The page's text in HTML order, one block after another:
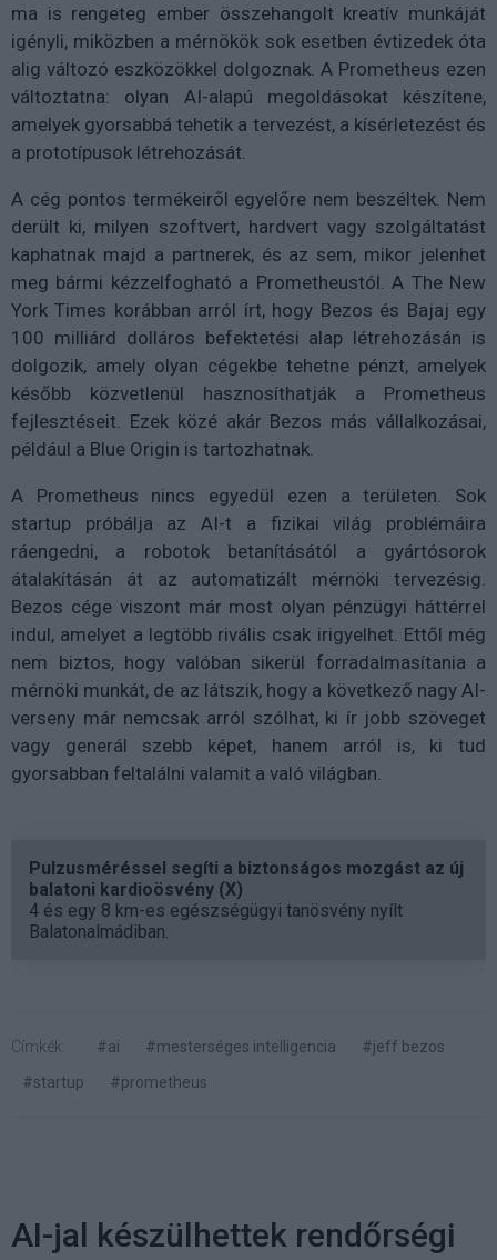
ma is rengeteg ember összehangolt kreatív munkáját
igényli, miközben a mérnökök sok esetben évtizedek óta
alig változó eszközökkel dolgoznak. A Prometheus ezen
változtatna: olyan AI-alapú megoldásokat készítene,
amelyek gyorsabbá tehetik a tervezést, a kísérletezést és
a prototípusok létrehozását.
A cég pontos termékeiről egyelőre nem beszéltek. Nem
derült ki, milyen szoftvert, hardvert vagy szolgáltatást
kaphatnak majd a partnerek, és az sem, mikor jelenhet
meg bármi kézzelfogható a Prometheustól. A The New
York Times korábban arról írt, hogy Bezos és Bajaj egy
100 milliárd dolláros befektetési alap létrehozásán is
dolgozik, amely olyan cégekbe tehetne pénzt, amelyek
később közvetlenül hasznosíthatják a Prometheus
fejlesztéseit. Ezek közé akár Bezos más vállalkozásai,
például a Blue Origin is tartozhatnak.
A Prometheus nincs egyedül ezen a területen. Sok
startup próbálja az AI-t a fizikai világ problémáira
ráengedni, a robotok betanításától a gyártósorok
átalakításán át az automatizált mérnöki tervezésig.
Bezos cége viszont már most olyan pénzügyi háttérrel
indul, amelyet a legtöbb rivális csak irigyelhet. Ettől még
nem biztos, hogy valóban sikerül forradalmasítania a
mérnöki munkát, de az látszik, hogy a következő nagy AI-
verseny már nemcsak arról szólhat, ki ír jobb szöveget
vagy generál szebb képet, hanem arról is, ki tud
gyorsabban feltalálni valamit a való világban.
Pulzusméréssel segíti a biztonságos mozgást az új
balatoni kardioösvény (X)
4 és egy 8 km-es egészségügyi tanösvény nyílt
Balatonalmádiban.
Címkék: #ai #mesterséges intelligencia
#jeff bezos
#startup
#prometheus
AI-jal készülhettek rendőrségi